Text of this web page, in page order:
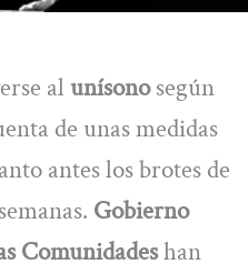
al unísonosegún
de unas medidas
antes los brotes de
Gobierno
Comunidadeshan